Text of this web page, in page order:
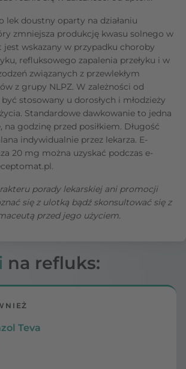
lek doustny oparty na działaniu
zmniejsza produkcję kwasu solnego w
jest wskazany w przypadku choroby
refluksowego zapalenia przełyku i w
związanych z przewlekłym
z grupy NLPZ. W zależności od
stosowany u dorosłych i młodzieży
Standardowe dawkowanie to jedna
godzinę przed posiłkiem. Długość
indywidualnie przez lekarza. E-
20 mg można uzyskać podczas e-
porady lekarskiej ani promocji
się z ulotką bądź skonsultować się z
przed jego użyciem.
na refluks:
Teva